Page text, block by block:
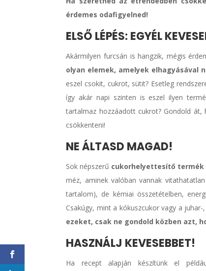
érdemes odafigyelned!
ELSŐ LÉPÉS: EGYÉL
Akármilyen furcsán is hangzik, mégis
olyan elemek, amelyek elhagyásával
eszel csokit, cukrot, sütit? Esetleg
így akár napi szinten is eszel ilyen
tartalmaz hozzáadott cukrot? Gondold
csökkenteni!
NE ÁLTASD MAGAD!
Sok népszerű cukorhelyettesítő termék
méz, aminek valóban vannak
tartalom), de kémiai összetételben,
Csakúgy, mint a kókuszcukor vagy a juhar-
ezeket, csak ne gondold közben azt,
HASZNÁLJ KEVESEBBET!
Ha recept alapján készítünk el